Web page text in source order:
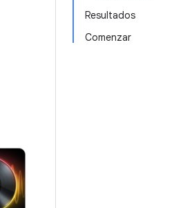
Resultados
Comenzar